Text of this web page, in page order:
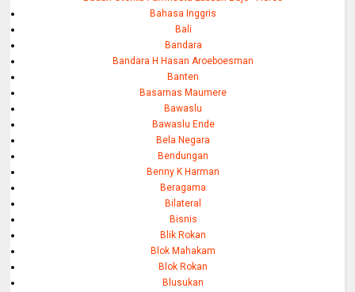
Bahasa Inggris
Bali
Bandara
Bandara H Hasan Aroeboesman
Banten
Basarnas Maumere
Bawaslu
Bawaslu Ende
Bela Negara
Bendungan
Benny K Harman
Beragama
Bilateral
Bisnis
Blik Rokan
Blok Mahakam
Blok Rokan
Blusukan